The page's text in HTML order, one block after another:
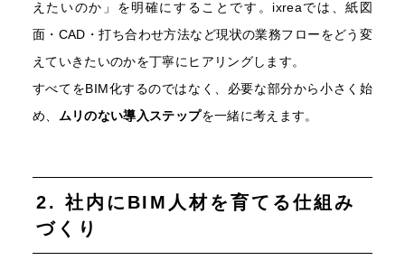
えたいのか」を明確にすることです。ixreaでは、紙図
面・CAD・打ち合わせ方法など現状の業務フローをどう変
えていきたいのかを丁寧にヒアリングします。
すべてをBIM化するのではなく、必要な部分から小さく始
め、 ムリのない導入ステップを一緒に考えます。
2. 社内にBIM人材を育てる仕組み
づくり